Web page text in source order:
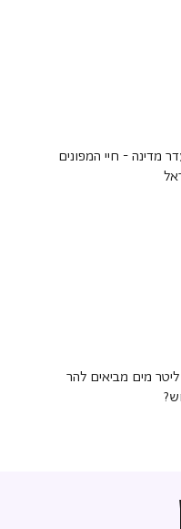
מדינה - חיי המפונים
מים מביאים להר